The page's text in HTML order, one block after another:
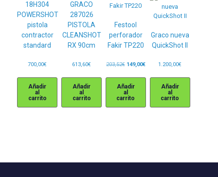
18H304
POWERSHOT
pistola
contractor
standard
700,00€
Añadir
al
carrito
GRACO
287026
PISTOLA
CLEANSHOT
RX 90cm
613,60€
Añadir
al
carrito
Festool
perforador
Fakir TP220
203,52€ El
original
era:
203,52€.
149,00€El
actual
Añadir
al
carrito
Graco nueva
QuickShot II
1.200,00€
Añadir
al
carrito